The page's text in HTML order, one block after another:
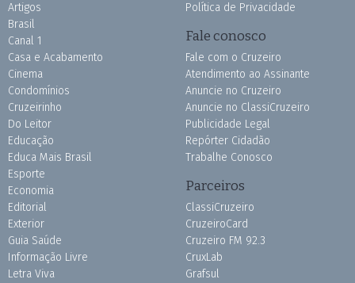
Artigos
Brasil
Canal 1
Casa e Acabamento
Cinema
Condomínios
Cruzeirinho
Do Leitor
Educação
Educa Mais Brasil
Esporte
Economia
Editorial
Exterior
Guia Saúde
Informação Livre
Letra Viva
Política de Privacidade
Fale conosco
Fale com o Cruzeiro
Atendimento ao Assinante
Anuncie no Cruzeiro
Anuncie no ClassiCruzeiro
Publicidade Legal
Repórter Cidadão
Trabalhe Conosco
Parceiros
ClassiCruzeiro
CruzeiroCard
Cruzeiro FM 92.3
CruxLab
Grafsul